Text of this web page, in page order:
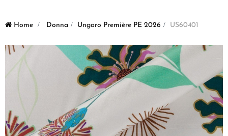
Home > Donna > Ungaro Première PE 2026 > US60401